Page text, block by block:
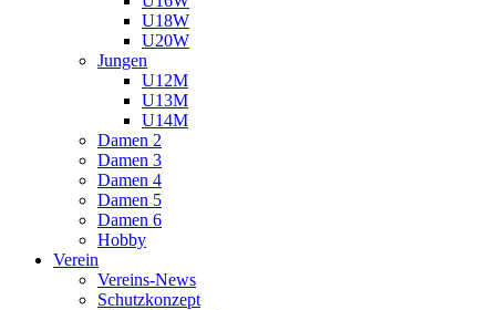
U18W
U20W
Jungen
U12M
U13M
U14M
Damen 2
Damen 3
Damen 4
Damen 5
Damen 6
Hobby
Verein
Vereins-News
Schutzkonzept